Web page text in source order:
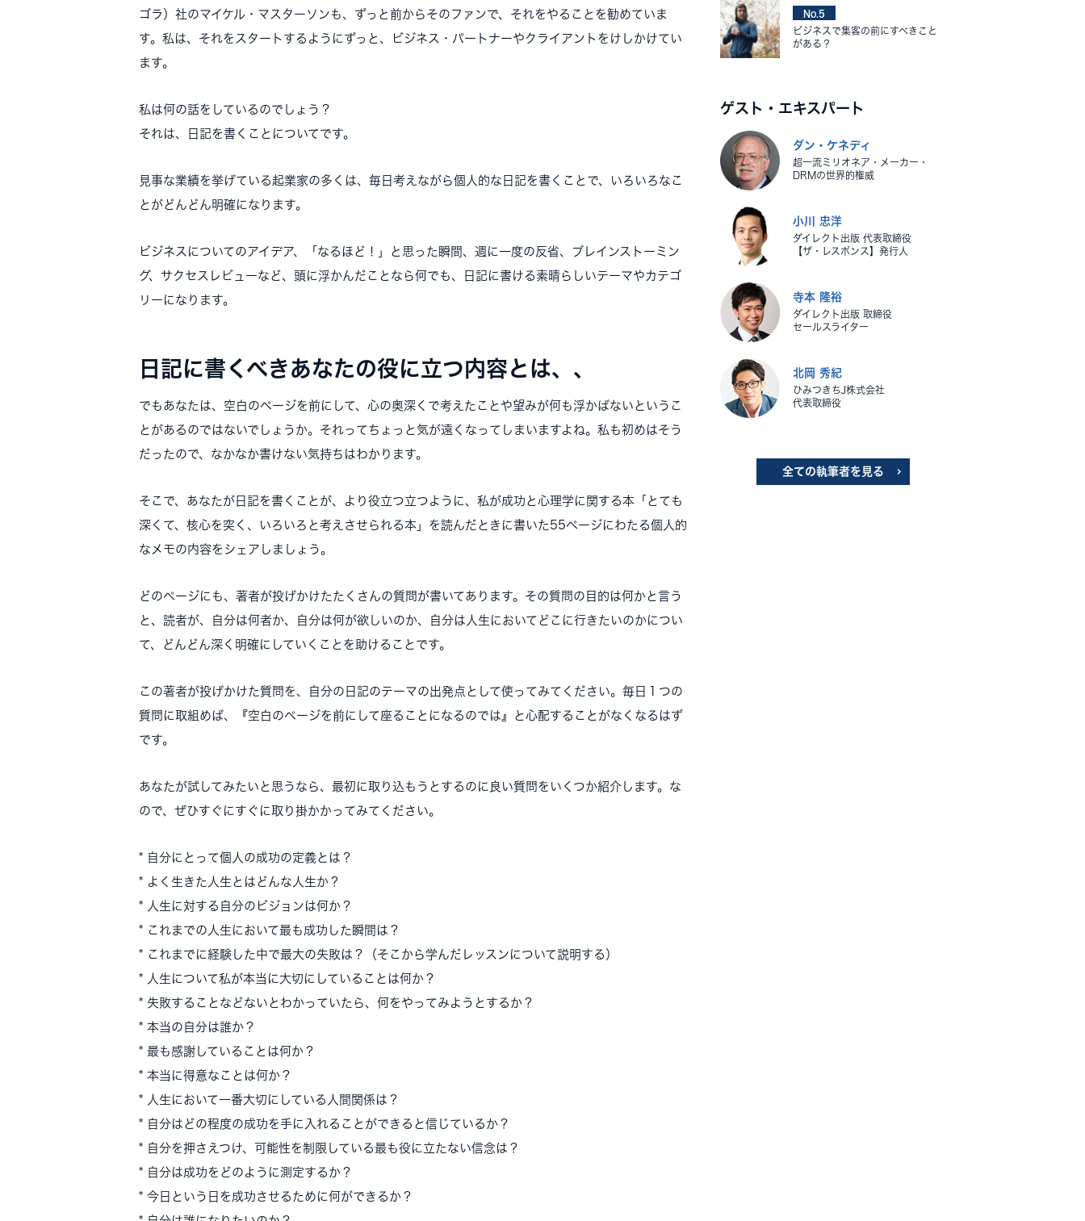
ゴラ）社のマイケル・マスターソンも、ずっと前からそのファンで、それをやることを勧めていま
す。私は、それをスタートするようにずっと、ビジネス・パートナーやクライアントをけしかけてい
ます。
私は何の話をしているのでしょう？
それは、日記を書くことについてです。
見事な業績を挙げている起業家の多くは、毎日考えながら個人的な日記を書くことで、いろいろなこ
とがどんどん明確になります。
ビジネスについてのアイデア、「なるほど！」と思った瞬間、週に一度の反省、ブレインストーミン
グ、サクセスレビューなど、頭に浮かんだことなら何でも、日記に書ける素晴らしいテーマやカテゴ
リーになります。
日記に書くべきあなたの役に立つ内容とは、、
でもあなたは、空白のページを前にして、心の奥深くで考えたことや望みが何も浮かばないというこ
とがあるのではないでしょうか。それってちょっと気が遠くなってしまいますよね。私も初めはそう
だったので、なかなか書けない気持ちはわかります。
そこで、あなたが日記を書くことが、より役立つ立つように、私が成功と心理学に関する本「とても
深くて、核心を突く、いろいろと考えさせられる本」を読んだときに書いた55ページにわたる個人的
なメモの内容をシェアしましょう。
どのページにも、著者が投げかけたたくさんの質問が書いてあります。その質問の目的は何かと言う
と、読者が、自分は何者か、自分は何が欲しいのか、自分は人生においてどこに行きたいのかについ
て、どんどん深く明確にしていくことを助けることです。
この著者が投げかけた質問を、自分の日記のテーマの出発点として使ってみてください。毎日１つの
質問に取組めば、『空白のページを前にして座ることになるのでは』と心配することがなくなるはず
です。
あなたが試してみたいと思うなら、最初に取り込もうとするのに良い質問をいくつか紹介します。な
ので、ぜひすぐにすぐに取り掛かかってみてください。
* 自分にとって個人の成功の定義とは？
* よく生きた人生とはどんな人生か？
* 人生に対する自分のビジョンは何か？
* これまでの人生において最も成功した瞬間は？
* これまでに経験した中で最大の失敗は？（そこから学んだレッスンについて説明する）
* 人生について私が本当に大切にしていることは何か？
* 失敗することなどないとわかっていたら、何をやってみようとするか？
* 本当の自分は誰か？
* 最も感謝していることは何か？
* 本当に得意なことは何か？
* 人生において一番大切にしている人間関係は？
* 自分はどの程度の成功を手に入れることができると信じているか？
* 自分を押さえつけ、可能性を制限している最も役に立たない信念は？
* 自分は成功をどのように測定するか？
* 今日という日を成功させるために何ができるか？
No.5
ビジネスで集客の前にすべきこと
がある？
ゲスト・エキスパート
ダン・ケネディ
超一流ミリオネア・メーカー・
DRMの世界的権威
小川 忠洋
ダイレクト出版 代表取締役
【ザ・レスポンス】発行人
寺本 隆裕
ダイレクト出版 取締役
セールスライター
北岡 秀紀
ひみつきちJ株式会社
代表取締役
全ての執筆者を見る